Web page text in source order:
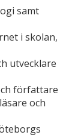
samt
i skolan,
utvecklare
författare
och